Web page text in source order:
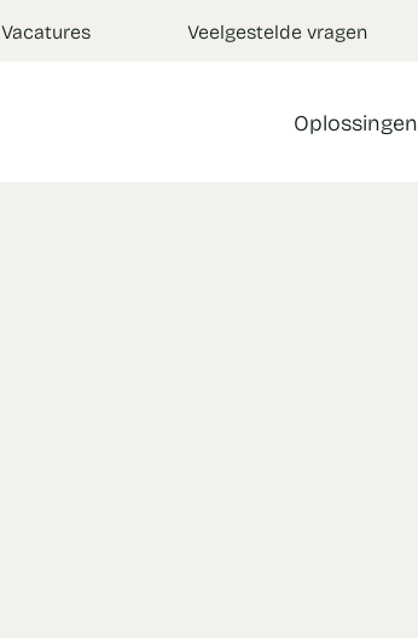
Vacatures Veelgestelde vragen
Oplossingen